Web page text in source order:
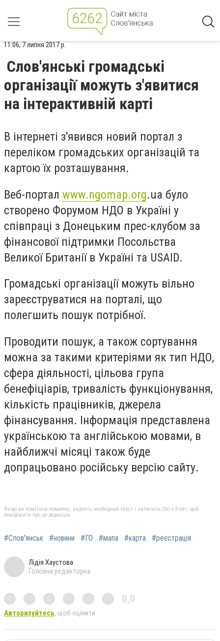
11:06, 7 липня 2017 р.
Слов'янські громадські
організації можуть з'явитися
на інтерактивній карті
В інтернеті з'явився новий портал з
переліком громадських організацій та
картою їх розташування.
Веб-портал www.ngomap.org.ua було
створено Форумом НДО в Україні у
співпраці з Донецьким прес-клубом за
фінансової підтримки Посольства
Великої Британії в Україні та USAID.
Громадські організації можуть вільно
зареєструватися на порталі, що
полегшить пошук потрібної.
Проводити пошук, а також сортування
можна за такими критеріями як тип НДО,
сфера діяльності, цільова група
бенефіціарів, тривалість функціонування,
кількість працівників, джерела
фінансування. Інформація представлена
українською та англійською мовами, в
найближчі місяці також буде
допрацьовано російську версію сайту.
Якщо ви помітили помилку, виділіть необхідний текст і натисніть Ctrl + Enter, щоб
повідомити про це редакцію
#Слов'янськ #новини #ГО #мапа #карта #реєстрація
Лідія Хаустова
Головна редакторка
0,0
Авторизуйтесь, щоб оцінити